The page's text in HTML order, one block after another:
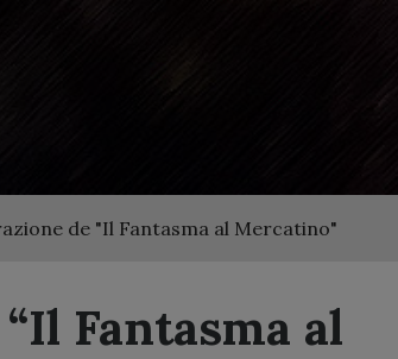
de "Il Fantasma al Mercatino"
Fantasma al